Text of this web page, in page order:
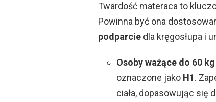
Twardość materaca to
Powinna być ona
podparcie dla kręgosłupa i
Osoby ważące do 60 kg
oznaczone jako H1.
ciała, dopasowując się